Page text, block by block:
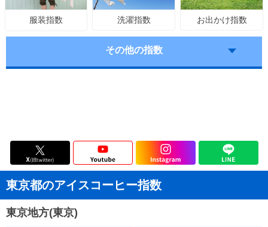
服装指数 洗濯指数 お出かけ指数
その他の指数
東京都のアイスコーヒー指数
東京地方(東京)